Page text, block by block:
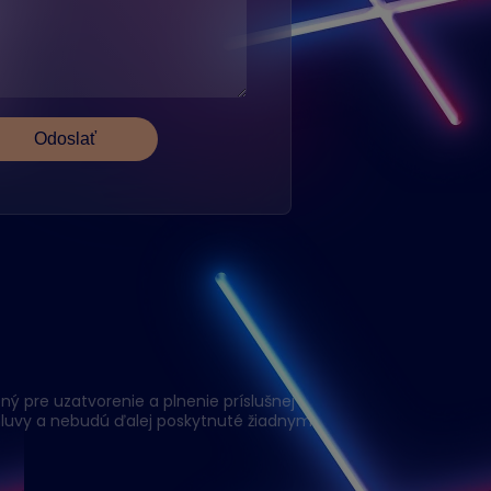
pre uzatvorenie a plnenie príslušnej
a nebudú ďalej poskytnuté žiadnym